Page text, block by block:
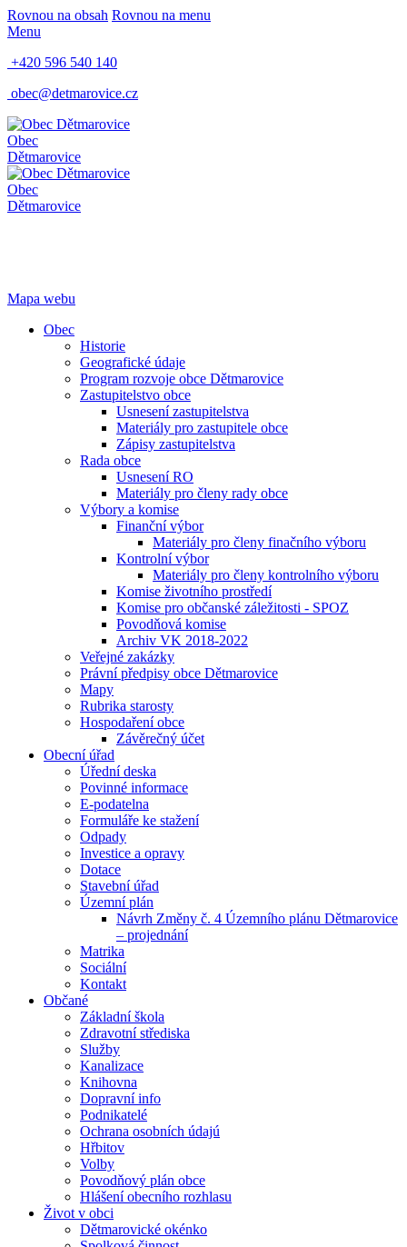
Rovnou na obsah Rovnou na menu
Menu
+420 596 540 140
obec@detmarovice.cz
Obec
Dětmarovice
Obec
Dětmarovice
Mapa webu
Obec
Historie
Geografické údaje
Program rozvoje obce Dětmarovice
Zastupitelstvo obce
Usnesení zastupitelstva
Materiály pro zastupitele obce
Zápisy zastupitelstva
Rada obce
Usnesení RO
Materiály pro členy rady obce
Výbory a komise
Finanční výbor
Materiály pro členy finačního výboru
Kontrolní výbor
Materiály pro členy kontrolního výboru
Komise životního prostředí
Komise pro občanské záležitosti - SPOZ
Povodňová komise
Archiv VK 2018-2022
Veřejné zakázky
Právní předpisy obce Dětmarovice
Mapy
Rubrika starosty
Hospodaření obce
Závěrečný účet
Obecní úřad
Úřední deska
Povinné informace
E-podatelna
Formuláře ke stažení
Odpady
Investice a opravy
Dotace
Stavební úřad
Územní plán
Návrh Změny č. 4 Územního plánu Dětmarovice
– projednání
Matrika
Sociální
Kontakt
Občané
Základní škola
Zdravotní střediska
Služby
Kanalizace
Knihovna
Dopravní info
Podnikatelé
Ochrana osobních údajú
Hřbitov
Volby
Povodňový plán obce
Hlášení obecního rozhlasu
Život v obci
Dětmarovické okénko